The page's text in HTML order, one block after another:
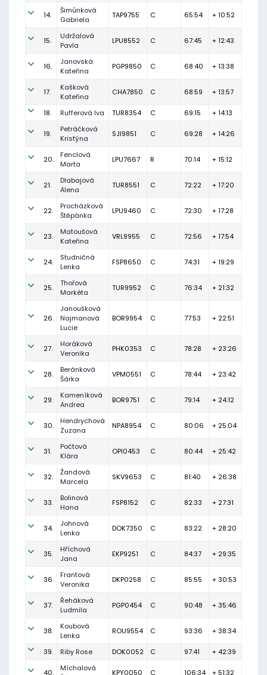
14.
Šimůnková
Gabriela
TAP9755 C 65:54 + 10:52
15.
Udržalová
Pavla
LPU8552 C 67:45 + 12:43
16.
Janovská
Kateřina
PGP9850 C 68:40 + 13:38
17.
Kašková
Kateřina
CHA7850 C 68:59 + 13:57
18. Rufferová Iva TUR8354 C 69:15 + 14:13
19.
Petráčková
Kristýna
SJI9851 C 69:28 + 14:26
20.
Fenclová
Marta
LPU7667 R 70:14 + 15:12
21.
Dlabajová
Alena
TUR8551 C 72:22 + 17:20
22.
Procházková
Štěpánka
LPU9460 C 72:30 + 17:28
23.
Matoušová
Kateřina
VRL9955 C 72:56 + 17:54
24.
Studničná
Lenka
FSP8650 C 74:31 + 19:29
25.
Thořová
Markéta
TUR9952 C 76:34 + 21:32
26.
Janoušková
Najmanová
Lucie
BOR9954 C 77:53 + 22:51
27.
Horáková
Veronika
PHK0353 C 78:28 + 23:26
28.
Beránková
Šárka
VPM0551 C 78:44 + 23:42
29.
Kameníková
Andrea
BOR9751 C 79:14 + 24:12
30.
Hendrychová
Zuzana
NPA8954 C 80:06 + 25:04
31.
Počtová
Klára
OPI0453 C 80:44 + 25:42
32.
Žandová
Marcela
SKV9653 C 81:40 + 26:38
33.
Bolinová
Hana
FSP8152 C 82:33 + 27:31
34.
Johnová
Lenka
DOK7350 C 83:22 + 28:20
35.
Hříchová
Jana
EKP9251 C 84:37 + 29:35
36.
Frantová
Veronika
DKP0258 C 85:55 + 30:53
37.
Řeháková
Ludmila
PGP0454 C 90:48 + 35:46
38.
Koubová
Lenka
ROU9554 C 93:36 + 38:34
39. Riby Rose DOK0052 C 97:41 + 42:39
40.
Míchalová
KPY0050 C 106:34 + 51:32